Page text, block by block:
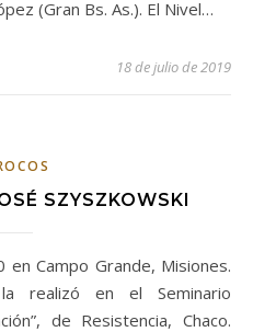
(Gran Bs. As.). El Nivel…
18 de julio de 2019
SZYSZKOWSKI
realizó en el Seminario
de Resistencia, Chaco.